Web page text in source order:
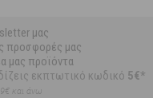
μας
προσφορές μας
μας προϊόντα
εκπτωτικό κωδικό 5€*
και άνω